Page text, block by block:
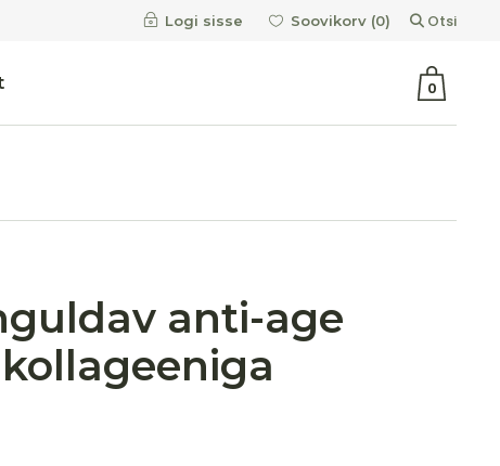
Logi sisse Soovikorv (0) Otsi
0
anti-age